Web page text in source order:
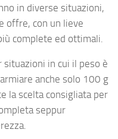
in diverse situazioni,
offre, con un lieve
complete ed ottimali.
situazioni in cui il peso è
anche solo 100 g
la scelta consigliata per
seppur